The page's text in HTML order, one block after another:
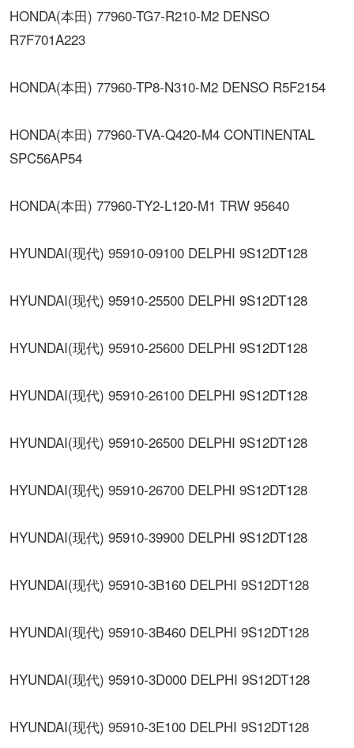
HONDA(本田) 77960-TG7-R210-M2 DENSO
R7F701A223
HONDA(本田) 77960-TP8-N310-M2 DENSO R5F2154
HONDA(本田) 77960-TVA-Q420-M4 CONTINENTAL
SPC56AP54
HONDA(本田) 77960-TY2-L120-M1 TRW 95640
HYUNDAI(现代) 95910-09100 DELPHI 9S12DT128
HYUNDAI(现代) 95910-25500 DELPHI 9S12DT128
HYUNDAI(现代) 95910-25600 DELPHI 9S12DT128
HYUNDAI(现代) 95910-26100 DELPHI 9S12DT128
HYUNDAI(现代) 95910-26500 DELPHI 9S12DT128
HYUNDAI(现代) 95910-26700 DELPHI 9S12DT128
HYUNDAI(现代) 95910-39900 DELPHI 9S12DT128
HYUNDAI(现代) 95910-3B160 DELPHI 9S12DT128
HYUNDAI(现代) 95910-3B460 DELPHI 9S12DT128
HYUNDAI(现代) 95910-3D000 DELPHI 9S12DT128
HYUNDAI(现代) 95910-3E100 DELPHI 9S12DT128